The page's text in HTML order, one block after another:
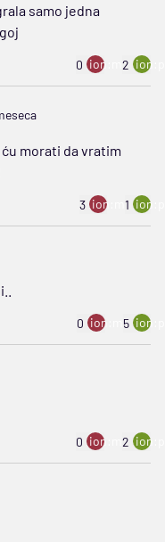
samo jedna
0 ion:minus
2
morati da vratim
3 ion:minus
1
0 ion:minus
5
0 ion:minus
2